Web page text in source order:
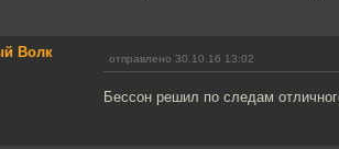
Волк отправлено 30.10.16 13:02
Бессон решил по следам